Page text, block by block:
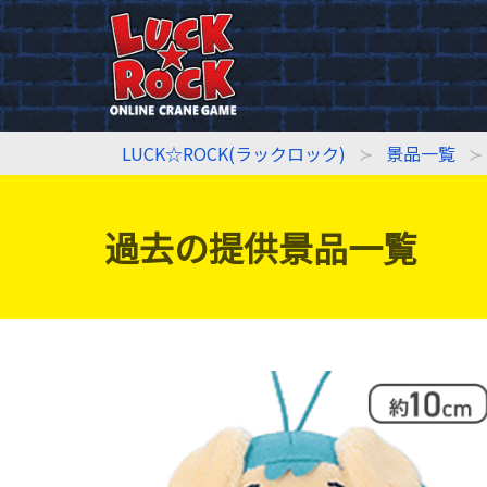
LUCK☆ROCK(ラックロック) 景品一覧
過去の提供景品一覧